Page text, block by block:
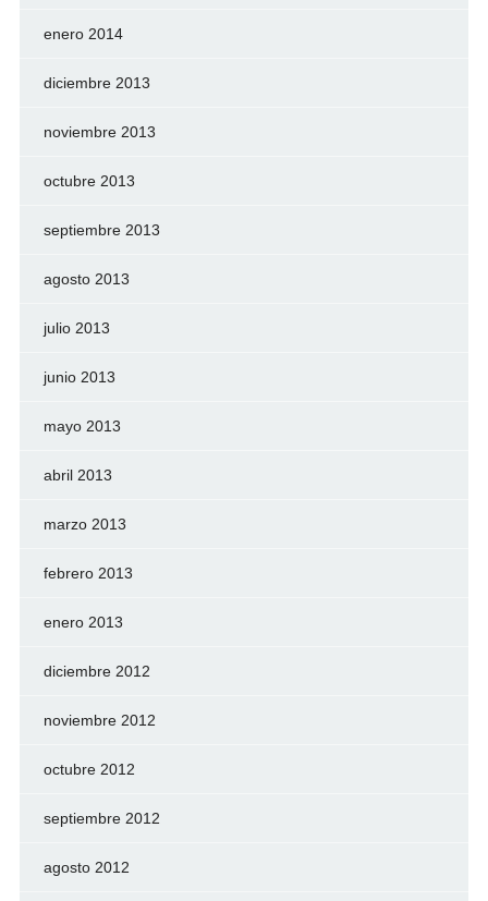
enero 2014
diciembre 2013
noviembre 2013
octubre 2013
septiembre 2013
agosto 2013
julio 2013
junio 2013
mayo 2013
abril 2013
marzo 2013
febrero 2013
enero 2013
diciembre 2012
noviembre 2012
octubre 2012
septiembre 2012
agosto 2012